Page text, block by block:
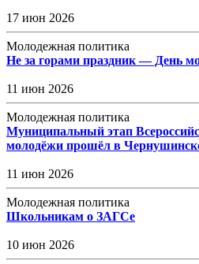
17 июн 2026
Молодежная политика
Не за горами праздник — День
11 июн 2026
Молодежная политика
Муниципальный этап
молодёжи прошёл в
11 июн 2026
Молодежная политика
Школьникам о ЗАГСе
10 июн 2026